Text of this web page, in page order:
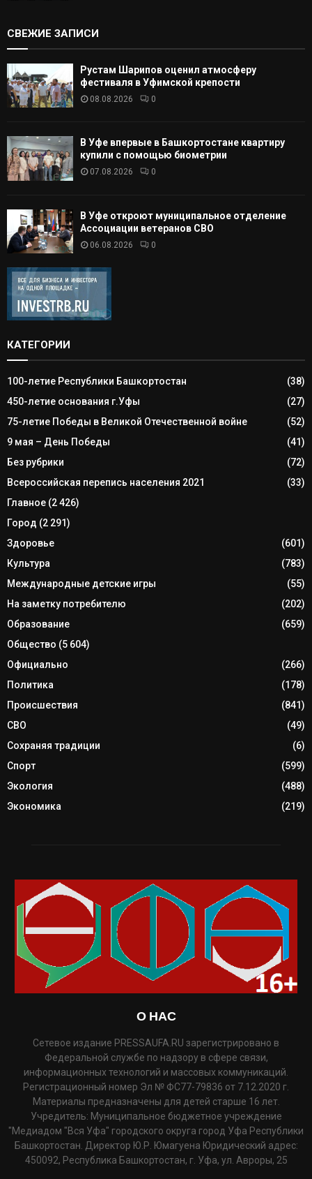
СВЕЖИЕ ЗАПИСИ
Рустам Шарипов оценил атмосферу
фестиваля в Уфимской крепости
08.08.2026 0
В Уфе впервые в Башкортостане квартиру
купили с помощью биометрии
07.08.2026 0
В Уфе откроют муниципальное отделение
Ассоциации ветеранов СВО
06.08.2026 0
КАТЕГОРИИ
100-летие Республики Башкортостан
(38)
450-летие основания г.Уфы
(27)
75-летие Победы в Великой Отечественной войне
(52)
9 мая – День Победы
(41)
Без рубрики
(72)
Всероссийская перепись населения 2021
(33)
Главное (2 426)
Город (2 291)
Здоровье
(601)
Культура
(783)
Международные детские игры
(55)
На заметку потребителю
(202)
Образование
(659)
Общество (5 604)
Официально
(266)
Политика
(178)
Происшествия
(841)
СВО
(49)
Сохраняя традиции
(6)
Спорт
(599)
Экология
(488)
Экономика
(219)
О НАС
Сетевое издание PRESSAUFA.RU зарегистрировано в
Федеральной службе по надзору в сфере связи,
информационных технологий и массовых коммуникаций.
Регистрационный номер Эл № ФС77-79836 от 7.12.2020 г.
Материалы предназначены для детей старше 16 лет.
Учредитель: Муниципальное бюджетное учреждение
"Медиадом "Вся Уфа" городского округа город Уфа Республики
Башкортостан. Директор Ю.Р. Юмагуена Юридический адрес:
450092, Республика Башкортостан, г. Уфа, ул. Авроры, 25